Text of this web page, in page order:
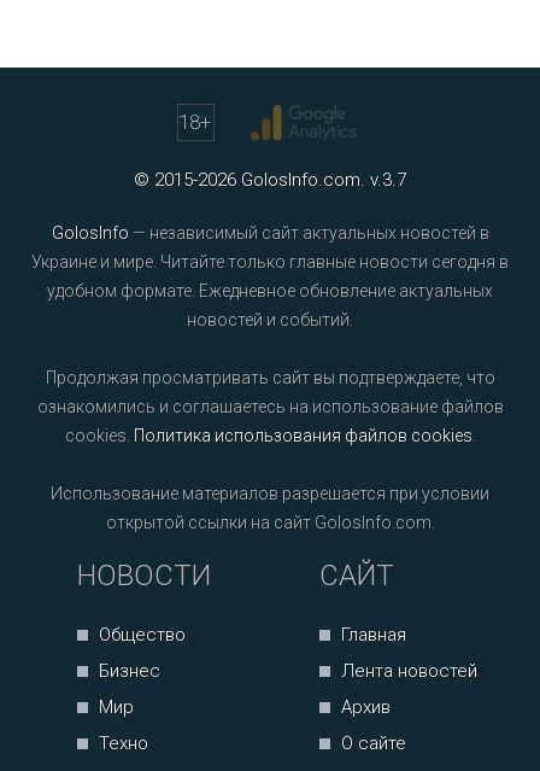
18+
© 2015-2026 GolosInfo.com. v.3.7
GolosInfo — независимый сайт актуальных новостей в
Украине и мире. Читайте только главные новости сегодня в
удобном формате. Ежедневное обновление актуальных
новостей и событий.
Продолжая просматривать сайт вы подтверждаете, что
ознакомились и соглашаетесь на использование файлов
cookies. Политика использования файлов cookies
Использование материалов разрешается при условии
открытой ссылки на сайт GolosInfo.com.
НОВОСТИ
Общество
Бизнес
Мир
Техно
САЙТ
Главная
Лента новостей
Архив
О сайте